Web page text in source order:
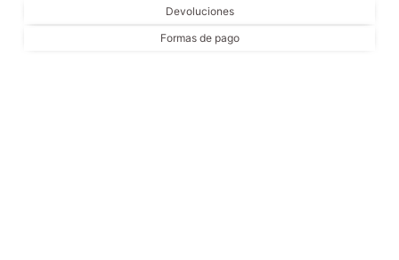
Devoluciones
Formas de pago